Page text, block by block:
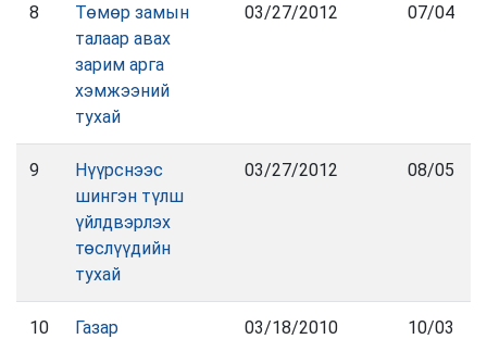
8
Төмөр замын
талаар авах
зарим арга
хэмжээний
тухай
03/27/2012 07/04
9
Нүүрснээс
шингэн түлш
үйлдвэрлэх
төслүүдийн
тухай
03/27/2012 08/05
10
Газар
03/18/2010 10/03